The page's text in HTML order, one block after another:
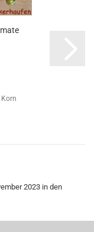
2023 in den